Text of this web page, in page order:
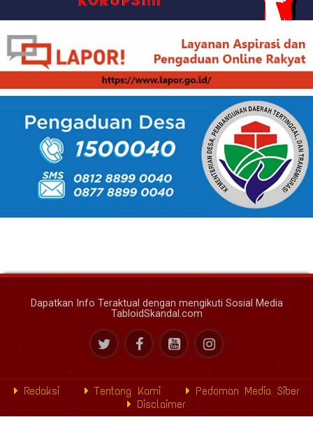
Dapatkan Info Teraktual dengan mengikuti Sosial Media
TabloidSkandal.com
Redaksi Tentang Kami
Pedoman Media Siber
Disclaimer